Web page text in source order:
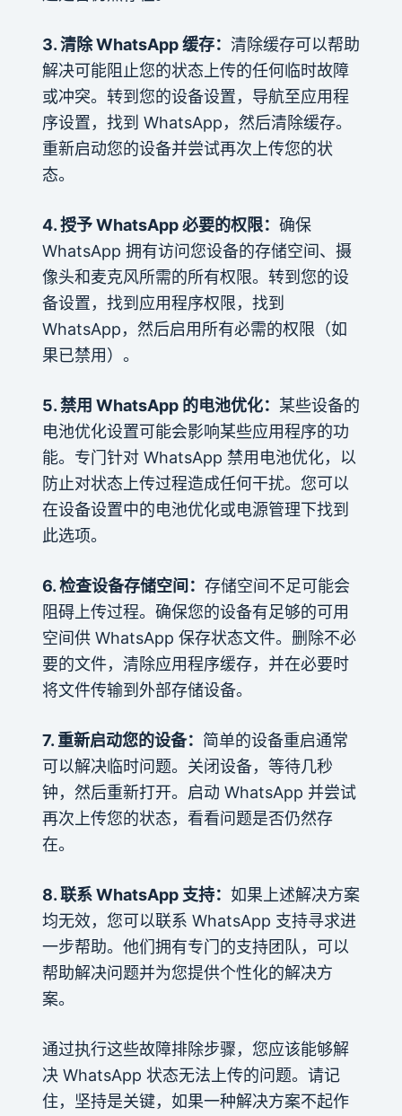
3. 清除 WhatsApp 缓存： 清除缓存可以帮助
解决可能阻止您的状态上传的任何临时故障
或冲突。转到您的设备设置，导航至应用程
序设置，找到 WhatsApp，然后清除缓存。
重新启动您的设备并尝试再次上传您的状
态。
4. 授予 WhatsApp 必要的权限： 确保
WhatsApp 拥有访问您设备的存储空间、摄
像头和麦克风所需的所有权限。转到您的设
备设置，找到应用程序权限，找到
WhatsApp，然后启用所有必需的权限（如
果已禁用）。
5. 禁用 WhatsApp 的电池优化： 某些设备的
电池优化设置可能会影响某些应用程序的功
能。专门针对 WhatsApp 禁用电池优化，以
防止对状态上传过程造成任何干扰。您可以
在设备设置中的电池优化或电源管理下找到
此选项。
6. 检查设备存储空间： 存储空间不足可能会
阻碍上传过程。确保您的设备有足够的可用
空间供 WhatsApp 保存状态文件。删除不必
要的文件，清除应用程序缓存，并在必要时
将文件传输到外部存储设备。
7. 重新启动您的设备： 简单的设备重启通常
可以解决临时问题。关闭设备，等待几秒
钟，然后重新打开。启动 WhatsApp 并尝试
再次上传您的状态，看看问题是否仍然存
在。
8. 联系 WhatsApp 支持： 如果上述解决方案
均无效，您可以联系 WhatsApp 支持寻求进
一步帮助。他们拥有专门的支持团队，可以
帮助解决问题并为您提供个性化的解决方
案。
通过执行这些故障排除步骤，您应该能够解
决 WhatsApp 状态无法上传的问题。请记
住，坚持是关键，如果一种解决方案不起作